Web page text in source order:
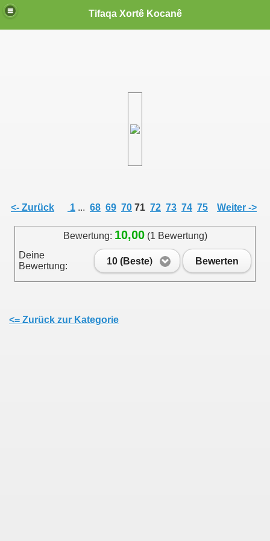
Tifaqa Xortê Kocanê
<- Zurück 1 ... 68 69 70 71 72 73 74 75 Weiter ->
Bewertung: 10,00(1 Bewertung)
Deine
Bewertung:
10 (Beste) Bewerten
<= Zurück zur Kategorie